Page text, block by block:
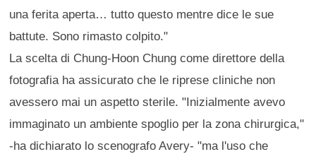
una ferita aperta… tutto questo mentre dice le sue
battute. Sono rimasto colpito."
La scelta di Chung-Hoon Chung come direttore della
fotografia ha assicurato che le riprese cliniche non
avessero mai un aspetto sterile. "Inizialmente avevo
immaginato un ambiente spoglio per la zona chirurgica,"
-ha dichiarato lo scenografo Avery- "ma l'uso che